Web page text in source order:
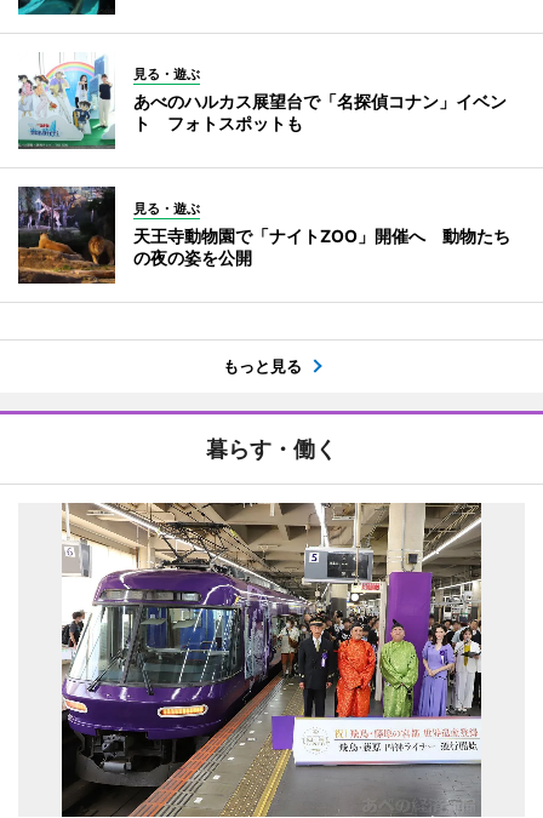
見る・遊ぶ
あべのハルカス展望台で「名探偵コナン」イベン
ト フォトスポットも
見る・遊ぶ
天王寺動物園で「ナイトZOO」開催へ 動物たち
の夜の姿を公開
もっと見る
暮らす・働く